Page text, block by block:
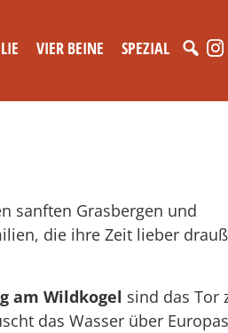
VIER BEINE SPEZIAL
sanften Grasbergen und
die ihre Zeit lieber
am Wildkogel sind das Tor
das Wasser über Europas